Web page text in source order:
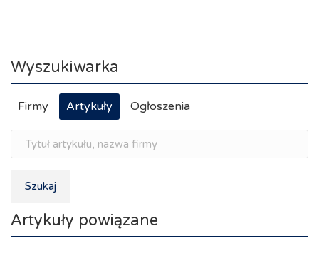
Wyszukiwarka
Firmy Artykuły Ogłoszenia
Szukaj
Artykuły powiązane